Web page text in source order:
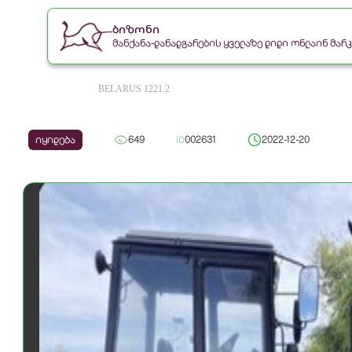
ბიზონი
მანქანა-დანადგარების ყველაზე დიდი ონლაინ
BELARUS 1221.2
იყიდება 649 ID002631 2022-12-20